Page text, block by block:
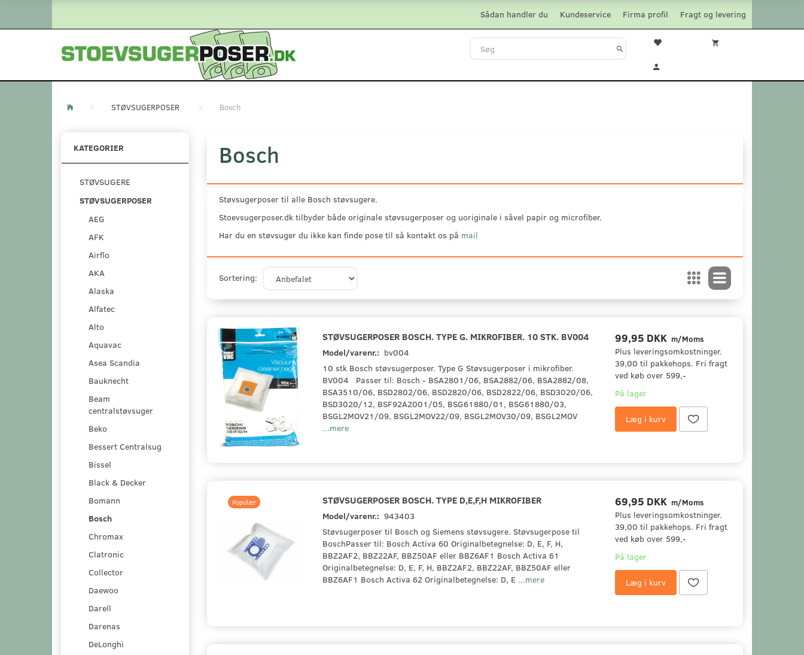
Fragt og levering
Firma profil
Kundeservice
Sådan handler du
STØVSUGERPOSER Bosch
KATEGORIER
STØVSUGERE
STØVSUGERPOSER
AEG
AFK
Airflo
AKA
Alaska
Alfatec
Alto
Aquavac
Asea Scandia
Bauknecht
Beam
centralstøvsuger
Beko
Bessert Centralsug
Bissel
Black & Decker
Bomann
Bosch
Chromax
Clatronic
Collector
Daewoo
Darell
Darenas
DeLonghi
Bosch
Støvsugerposer til alle Bosch støvsugere.
Stoevsugerposer.dk tilbyder både originale støvsugerposer og uoriginale i såvel papir og microfiber.
Har du en støvsuger du ikke kan finde pose til så kontakt os på mail
Sortering:
STØVSUGERPOSER BOSCH. TYPE G. MIKROFIBER. 10 STK. BV004
Model/varenr.: bv004
10 stk Bosch støvsugerposer. Type G Støvsugerposer i mikrofiber.
BV004 Passer til: Bosch - BSA2801/06, BSA2882/06, BSA2882/08,
BSA3510/06, BSD2802/06, BSD2820/06, BSD2822/06, BSD3020/06,
BSD3020/12, BSF92A2001/05, BSG61880/01, BSG61880/03,
BSGL2MOV21/09, BSGL2MOV22/09, BSGL2MOV30/09, BSGL2MOV
...mere
99,95 DKK m/Moms
Plus leveringsomkostninger.
39,00 til pakkehops. Fri fragt
ved køb over 599,-
På lager
Læg i kurv
Populær STØVSUGERPOSER BOSCH. TYPE D,E,F,H MIKROFIBER
Model/varenr.: 943403
Støvsugerposer til Bosch og Siemens støvsugere. Støvsugerpose til
BoschPasser til: Bosch Activa 60 Originalbetegnelse: D, E, F, H,
BBZ2AF2, BBZ22AF, BBZ50AF eller BBZ6AF1 Bosch Activa 61
Originalbetegnelse: D, E, F, H, BBZ2AF2, BBZ22AF, BBZ50AF eller
BBZ6AF1 Bosch Activa 62 Originalbetegnelse: D, E ...mere
69,95 DKK m/Moms
Plus leveringsomkostninger.
39,00 til pakkehops. Fri fragt
ved køb over 599,-
På lager
Læg i kurv